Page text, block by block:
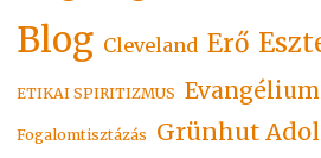
Blog Cleveland Erő
ETIKAI SPIRITIZMUS
Fogalomtisztázás Grünhut